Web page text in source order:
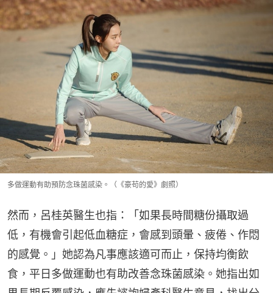
多做運動有助預防念珠菌感染。（《豪苟的愛》劇照）
然而，呂桂英醫生也指：「如果長時間糖份攝取過
低，有機會引起低血糖症，會感到頭暈、疲倦、作悶
的感覺。」她認為凡事應該適可而止，保持均衡飲
食，平日多做運動也有助改善念珠菌感染。她指出如